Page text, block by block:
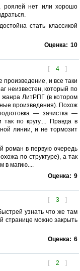
роялей нет или хорошо
стать классикой
Оценка: 10
[ 4 ]
произведение, и все таки
неизвестен, который по
жанра ЛитРПГ (в котором
произведения). Похож
— зачистка —
так по кругу.... Правда в
линии, и не тормозит
роман в первую очередь
по структуре), а так
в магию....
Оценка: 9
[ 3 ]
узнать что же там
странице можно закрыть
Оценка: 6
[ 2 ]